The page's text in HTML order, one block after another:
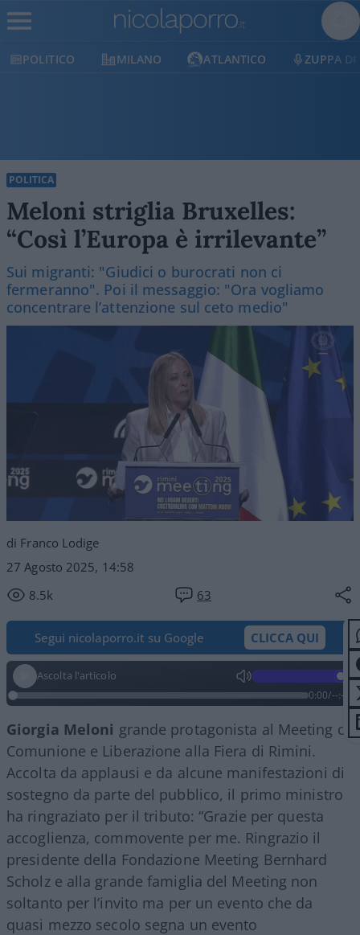
MILANO ATLANTICO ZUPPA DI PORRO
POLITICA
Meloni striglia Bruxelles:
“Così l’Europa è irrilevante”
Sui migranti: "Giudici o burocrati non ci
fermeranno". Poi il messaggio: "Ora vogliamo
concentrare l’attenzione sul ceto medio"
di Franco Lodige
27 Agosto 2025, 14:58
8.5k
63
Segui nicolaporro.it su Google CLICCA QUI
Ascolta l'articolo
0:00/--:--
Giorgia Meloni grande protagonista al Meeting di
Comunione e Liberazione alla Fiera di Rimini.
Accolta da applausi e da alcune manifestazioni di
sostegno da parte del pubblico, il primo ministro
ha ringraziato per il tributo: “Grazie per questa
accoglienza, commovente per me. Ringrazio il
presidente della Fondazione Meeting Bernhard
Scholz e alla grande famiglia del Meeting non
soltanto per l’invito ma per un evento che da
quasi mezzo secolo segna un evento